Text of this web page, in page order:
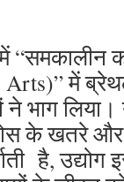
“समकालीन
में
ने भाग
के खतरे
है, उद्योग